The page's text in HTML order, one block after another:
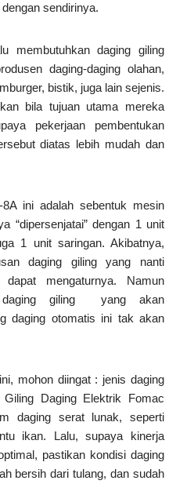
sendirinya.
membutuhkan daging giling
daging-daging olahan,
bistik, juga lain sejenis.
bila tujuan utama mereka
pekerjaan pembentukan
diatas lebih mudah dan
ini adalah sebentuk mesin
“dipersenjatai” dengan 1 unit
1 unit saringan. Akibatnya,
daging giling yang nanti
mengaturnya. Namun
daging giling yang akan
daging otomatis ini tak akan
mohon diingat : jenis daging
Daging Elektrik Fomac
daging serat lunak, seperti
ikan. Lalu, supaya kinerja
pastikan kondisi daging
bersih dari tulang, dan sudah